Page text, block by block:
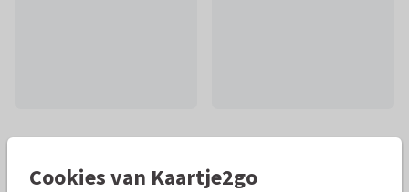
Cookies van Kaartje2go